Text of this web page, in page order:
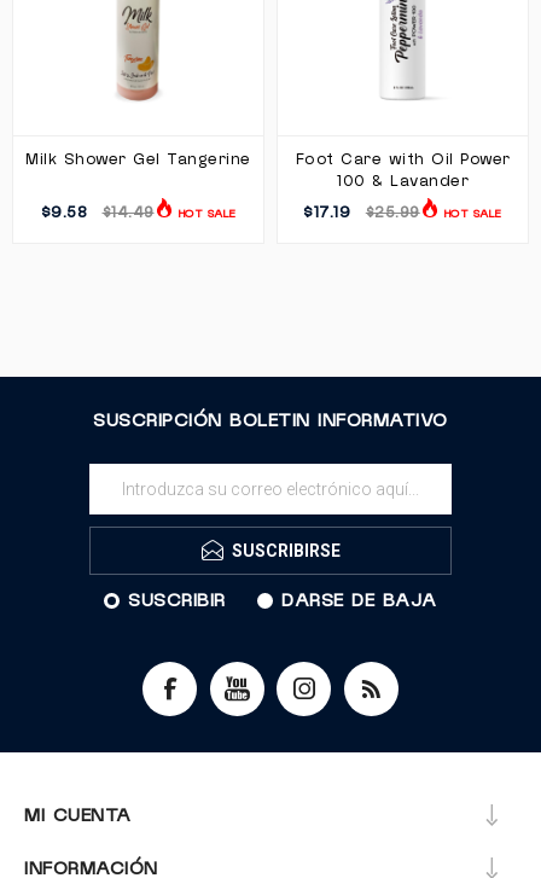
Milk Shower Gel Tangerine
$9.58 $14.49 HOT SALE
Foot Care with Oil Power
100 & Lavander
$17.19 $25.99 HOT SALE
SUSCRIPCIÓN BOLETIN INFORMATIVO
SUSCRIBIRSE
SUSCRIBIR DARSE DE BAJA
MI CUENTA
INFORMACIÓN